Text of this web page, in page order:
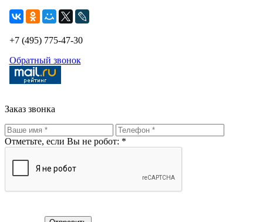
+7 (495) 775-47-30
Обратный звонок
Заказ звонка
Отметьте, если Вы не робот: *